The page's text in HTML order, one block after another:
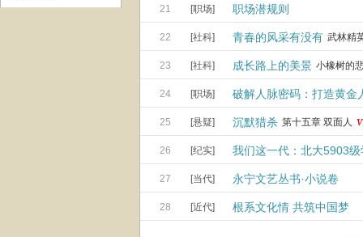
21 [职场] 职场潜规则
22 [社科] 青春的风采有没有 武林精
23 [社科] 成长路上的美景 小橡树的
24 [职场] 破解人脉密码：打造黄金
25 [悬疑] 沉默猎杀 第十五章 双面人
26 [纪实] 我们这一代：北大5903
27 [当代] 永宁文艺丛书·小说卷
28 [近代] 根系文化情 共筑中国梦